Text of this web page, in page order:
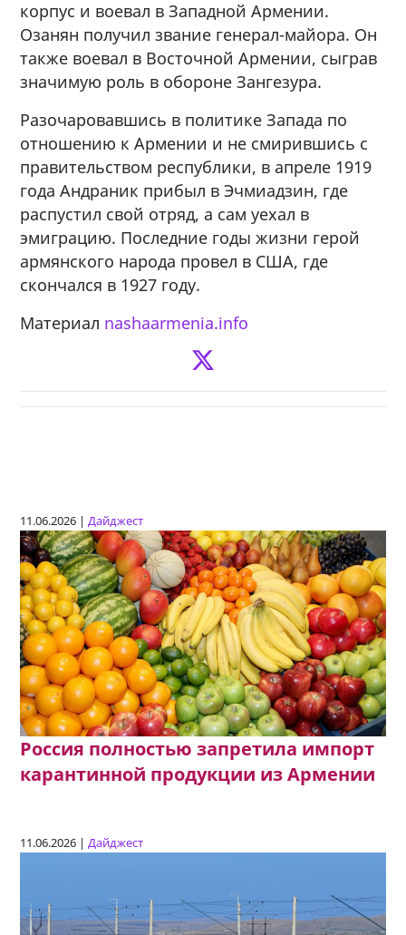
корпус и воевал в Западной Армении.
Озанян получил звание генерал-майора. Он
также воевал в Восточной Армении, сыграв
значимую роль в обороне Зангезура.
Разочаровавшись в политике Запада по
отношению к Армении и не смирившись с
правительством республики, в апреле 1919
года Андраник прибыл в Эчмиадзин, где
распустил свой отряд, а сам уехал в
эмиграцию. Последние годы жизни герой
армянского народа провел в США, где
скончался в 1927 году.
Материал nashaarmenia.info
11.06.2026 |Дайджест
Россия полностью запретила импорт
карантинной продукции из Армении
11.06.2026 |Дайджест